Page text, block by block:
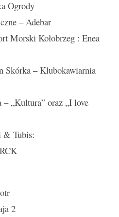
Ogrody
– Adebar
Morski Kołobrzeg : Enea
Skórka – Klubokawiarnia
– „Kultura” oraz „I love
& Tubis:
2